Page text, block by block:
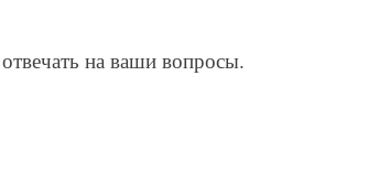
на ваши вопросы.